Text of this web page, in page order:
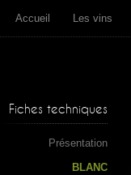
Accueil Les vins
Fiches techniques
Présentation
BLANC